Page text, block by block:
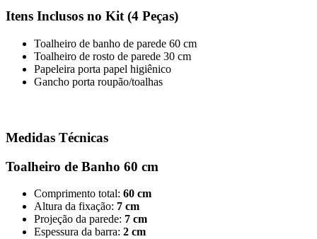
Itens Inclusos no Kit (4 Peças)
Toalheiro de banho de parede 60 cm
Toalheiro de rosto de parede 30 cm
Papeleira porta papel higiênico
Gancho porta roupão/toalhas
Medidas Técnicas
Toalheiro de Banho 60 cm
Comprimento total: 60 cm
Altura da fixação: 7 cm
Projeção da parede: 7 cm
Espessura da barra: 2 cm